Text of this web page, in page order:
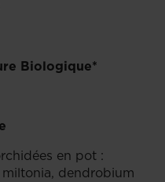
Biologique*
en pot :
dendrobium